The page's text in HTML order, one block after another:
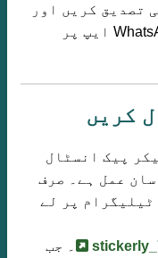
تصدیق کریں اور
اسٹیکرز فوری طور پر آپ کی WhatsApp ایپ پر
کریں
پیک انسٹال
عمل ہے۔ صرف
ٹیلیگرام پر لے
۔ جب